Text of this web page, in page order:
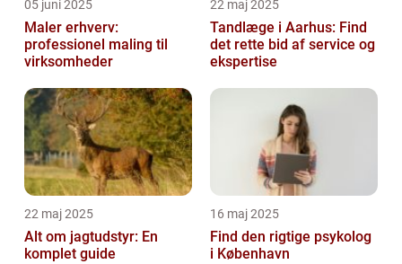
05 juni 2025
Maler erhverv:
professionel maling til
virksomheder
22 maj 2025
Tandlæge i Aarhus: Find
det rette bid af service og
ekspertise
22 maj 2025
Alt om jagtudstyr: En
komplet guide
16 maj 2025
Find den rigtige psykolog
i København